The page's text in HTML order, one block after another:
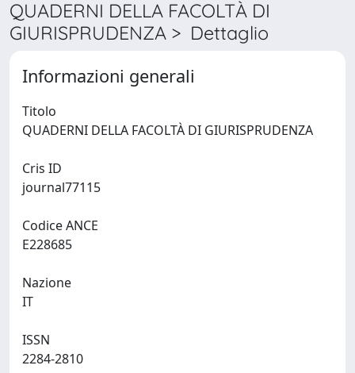
QUADERNI DELLA FACOLTÀ DI
GIURISPRUDENZA > Dettaglio
Informazioni generali
Titolo
Cris ID
Codice ANCE
Nazione
ISSN